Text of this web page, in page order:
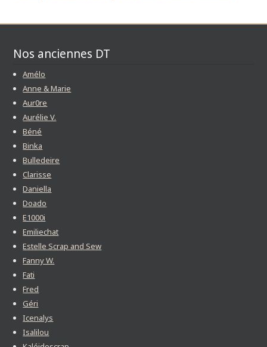
Nos anciennes DT
Amélo
Anne & Marie
Aur0re
Aurélie V.
Béné
Binka
Bulledeire
Clarisse
Daniella
Doado
E1000i
Emiliechat
Estelle Scrap and Sew
Fanny W.
Fati
Fred
Géri
Icenalys
Isalilou